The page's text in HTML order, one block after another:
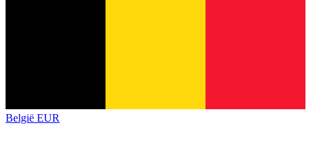
België EUR